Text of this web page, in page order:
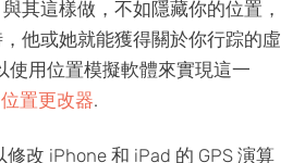
其這樣做，不如隱藏你的位置，
他或她就能獲得關於你行踪的虛
使用位置模擬軟體來實現這一
置更改器.
改 iPhone 和 iPad 的 GPS 演算